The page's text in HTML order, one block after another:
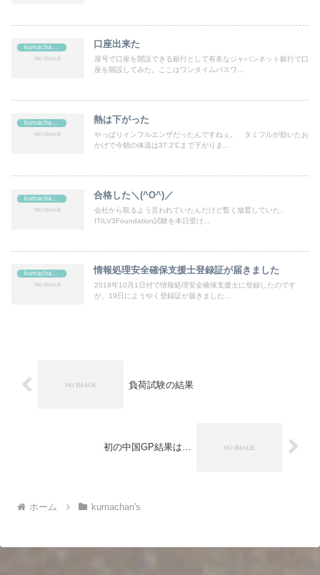
kumachan's 口座出来た
屋号で口座を開設できる銀行として有名なジャパンネット銀行で口
座を開設してみた。ここはワンタイムパスワ...
kumachan's 熱は下がった
やっぱりインフルエンザだったんですねぇ。 タミフルが効いたお
かげで今朝の体温は37.2℃まで下がりま...
合格した＼(^O^)／
会社から取るよう言われていたんだけど暫く放置していた、
ITILV3Foundation試験を本日受け...
kumachan's 情報処理安全確保支援士登録証が届きました
2018年10月1日付で情報処理安全確保支援士に登録したのです
が、19日にようやく登録証が届きました...
負荷試験の結果
初の中国GP結果は…
ホーム kumachan's